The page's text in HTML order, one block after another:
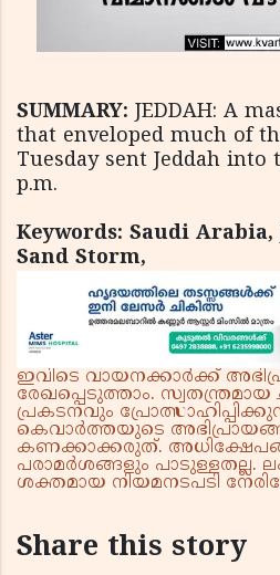
SUMMARY: JEDDAH: A
that enveloped much of
Tuesday sent Jeddah into
p.m.
Keywords: Saudi Arabia,
Sand Storm,
ഇവിടെ വായനക്കാർക്ക്
രേഖപ്പെടുത്താം.
പ്രകടനവും
കെവാർത്തയുടെ
കണക്കാക്കരുത്.
പരാമർശങ്ങളും പാടുള്ളതല്ല.
ശക്തമായ നിയമനടപടി
Share this story